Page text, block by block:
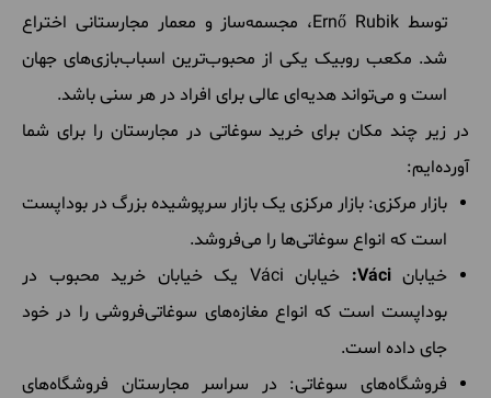
توسط Ernő Rubik، مجسمه‌ساز و معمار مجارستانی اختراع
شد. مکعب روبیک یکی از محبوب‌ترین اسباب‌بازی‌های جهان
است و می‌تواند هدیه‌ای عالی برای افراد در هر سنی باشد.
در زیر چند مکان برای خرید سوغاتی در مجارستان را برای شما
آورده‌ایم:
بازار مرکزی: بازار مرکزی یک بازار سرپوشیده بزرگ در بوداپست
است که انواع سوغاتی‌ها را می‌فروشد.
خیابانVáci:
خیابان Váci یک خیابان خرید محبوب در
بوداپست است که انواع مغازه‌های سوغاتی‌فروشی را در خود
جای داده است.
فروشگاه‌های سوغاتی: در سراسر مجارستان فروشگاه‌های